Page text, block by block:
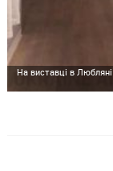
На виставці в